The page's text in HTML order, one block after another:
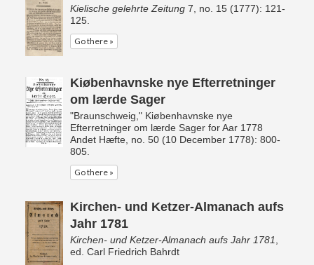
Kielische gelehrte Zeitung 7, no. 15 (1777): 121-
125.
Go there »
Kiøbenhavnske nye Efterretninger
om lærde Sager
"Braunschweig," Kiøbenhavnske nye
Efterretninger om lærde Sager for Aar 1778
Andet Hæfte, no. 50 (10 December 1778): 800-
805.
Go there »
Kirchen- und Ketzer-Almanach aufs
Jahr 1781
Kirchen- und Ketzer-Almanach aufs Jahr 1781
ed. Carl Friedrich Bahrdt